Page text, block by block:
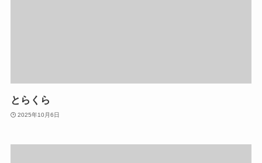
とらくら
2025年10月6日